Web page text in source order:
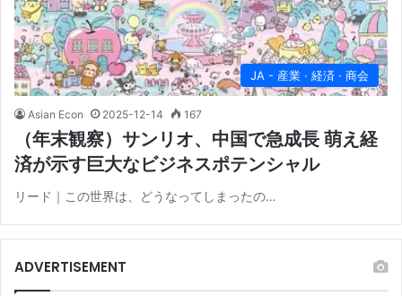
JA - 産業 · 経済 · 商会
Asian Econ 2025-12-14 167
（年末観察）サンリオ、中国で急成長 萌え経
済が示す巨大なビジネスポテンシャル
リード｜この世界は、どうなってしまったの…
ADVERTISEMENT